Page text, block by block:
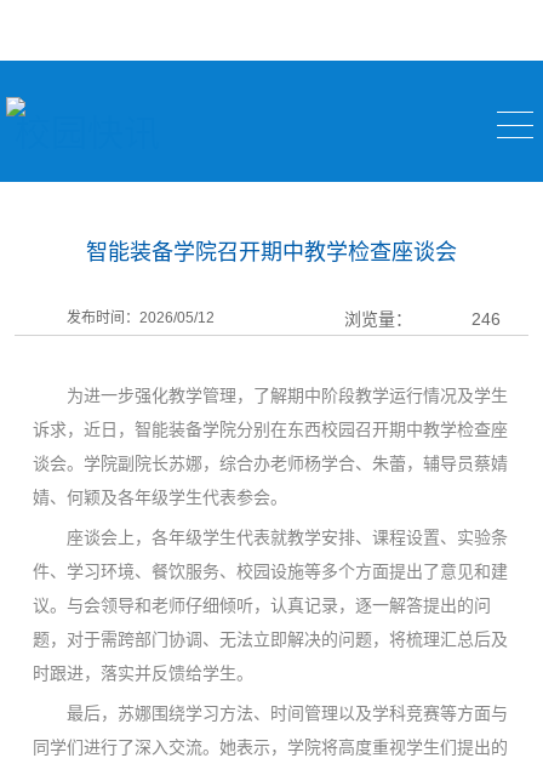
智能装备学院召开期中教学检查座谈会
发布时间：2026/05/12 浏览量： 246
为进一步强化教学管理，了解期中阶段教学运行情况及学生
诉求，近日，智能装备学院分别在东西校园召开期中教学检查座
谈会。学院副院长苏娜，综合办老师杨学合、朱蕾，辅导员蔡婧
婧、何颖及各年级学生代表参会。
座谈会上，各年级学生代表就教学安排、课程设置、实验条
件、学习环境、餐饮服务、校园设施等多个方面提出了意见和建
议。与会领导和老师仔细倾听，认真记录，逐一解答提出的问
题，对于需跨部门协调、无法立即解决的问题，将梳理汇总后及
时跟进，落实并反馈给学生。
最后，苏娜围绕学习方法、时间管理以及学科竞赛等方面与
同学们进行了深入交流。她表示，学院将高度重视学生们提出的